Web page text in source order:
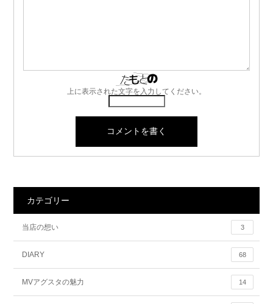
上に表示された文字を入力してください。
カテゴリー
当店の想い 3
DIARY 68
MVアグスタの魅力 14